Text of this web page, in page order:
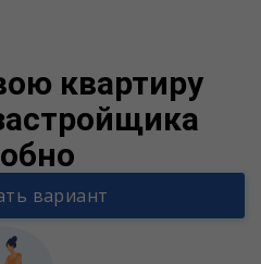
квартиру
вариант